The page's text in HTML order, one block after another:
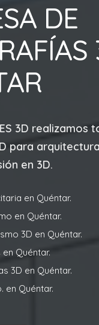
DE
3D realizamos
para
en 3D.
en Quéntar.
en Quéntar.
3D en Quéntar.
Quéntar.
3D en Quéntar.
en Quéntar.